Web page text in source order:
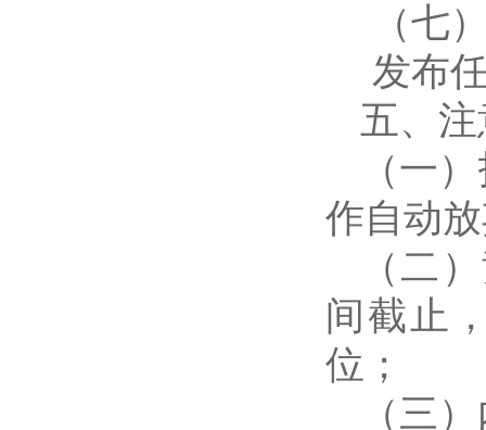
（七
发布
五、
（一
作自动
（二
间截止
位；
（三